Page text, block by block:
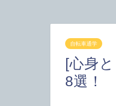
自転車通学
[心身
8選！